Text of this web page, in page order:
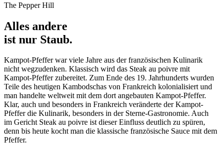
The Pepper Hill
Alles andere
ist nur Staub.
Kampot-Pfeffer war viele Jahre aus der französischen Kulinarik
nicht wegzudenken. Klassisch wird das Steak au poivre mit
Kampot-Pfeffer zubereitet. Zum Ende des 19. Jahrhunderts wurden
Teile des heutigen Kambodschas von Frankreich kolonialisiert und
man handelte weltweit mit dem dort angebauten Kampot-Pfeffer.
Klar, auch und besonders in Frankreich veränderte der Kampot-
Pfeffer die Kulinarik, besonders in der Sterne-Gastronomie. Auch
im Gericht Steak au poivre ist dieser Einfluss deutlich zu spüren,
denn bis heute kocht man die klassische französische Sauce mit dem
Pfeffer.